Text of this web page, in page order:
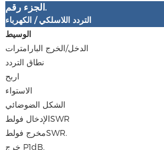
الجزء رقم.
التردد اللاسلكي / الكهرباء
الوسيط
الدخل/الخرج البارامترات
نطاق التردد
اربح
الاستواء
الشكل الضوضائي
الإدخال فولطSWR
مخرج فولطSWR.
خرج P1dB.